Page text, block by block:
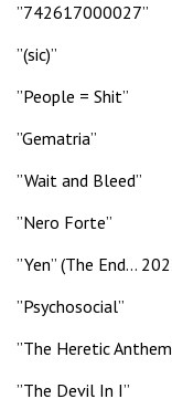
”742617000027”
”(sic)”
”People = Shit”
”Gematria”
”Wait and Bleed”
”Nero Forte”
”Yen” (The End…
”Psychosocial”
”The Heretic
”The Devil In I”